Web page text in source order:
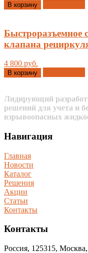
В корзину
Быстроразъемное
клапана
4 800 руб.
В корзину
Лидирующий
решений для учета и
взрывоопасных
Навигация
Главная
Новости
Каталог
Решения
Акции
Статьи
Контакты
Контакты
Россия, 125315,